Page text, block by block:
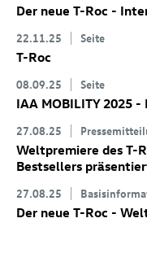
Der neue T-Roc -
22.11.25 Seite
T-Roc
08.09.25 Seite
IAA MOBILITY 2025
27.08.25
Weltpremiere des T-
Bestsellers
27.08.25
Der neue T-Roc -